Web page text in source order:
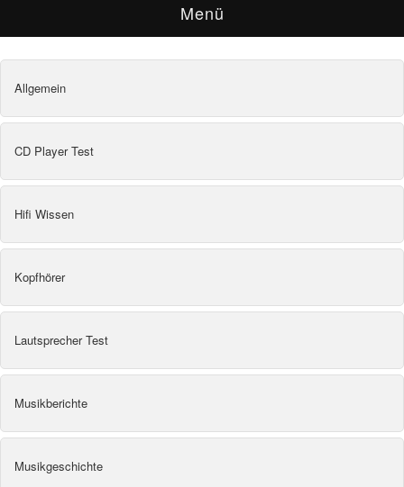
Menü
Allgemein
CD Player Test
Hifi Wissen
Kopfhörer
Lautsprecher Test
Musikberichte
Musikgeschichte